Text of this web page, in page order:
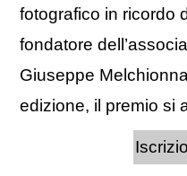
fotografico in ricordo
fondatore
Giuseppe
edizione, il premio si